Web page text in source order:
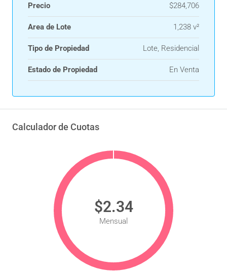
Precio $284,706
Area de Lote 1,238 v²
Tipo de Propiedad Lote, Residencial
Estado de Propiedad En Venta
Calculador de Cuotas
$2.34
Mensual